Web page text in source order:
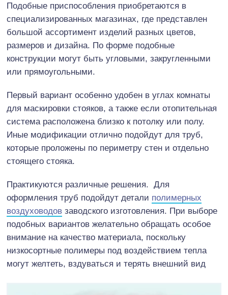
Подобные приспособления приобретаются в
специализированных магазинах, где представлен
большой ассортимент изделий разных цветов,
размеров и дизайна. По форме подобные
конструкции могут быть угловыми, закругленными
или прямоугольными.
Первый вариант особенно удобен в углах комнаты
для маскировки стояков, а также если отопительная
система расположена близко к потолку или полу.
Иные модификации отлично подойдут для труб,
которые проложены по периметру стен и отдельно
стоящего стояка.
Практикуются различные решения. Для
оформления труб подойдут детали полимерных
воздуховодов заводского изготовления. При выборе
подобных вариантов желательно обращать особое
внимание на качество материала, поскольку
низкосортные полимеры под воздействием тепла
могут желтеть, вздуваться и терять внешний вид